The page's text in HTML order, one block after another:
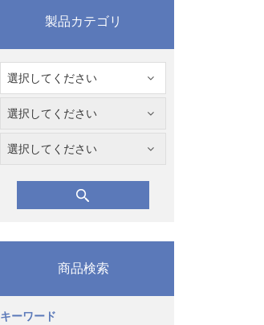
製品カテゴリ
商品検索
キーワード